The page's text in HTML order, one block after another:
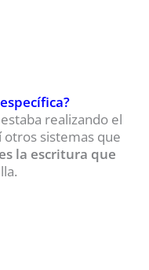
realizando el
sistemas que
la escritura que